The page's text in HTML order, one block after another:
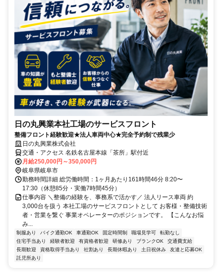
日の丸興業本社工場のサービスフロント
整備フロント経験歓迎★法人車両中心★完全予約制で残業少
日の丸興業株式会社
交通・アクセス 名鉄名古屋本線「茶所」駅付近
月給250,000円～350,000円
岐阜県岐阜市
勤務時間詳細 総労働時間：1ヶ月あたり161時間46分 8:20〜
17:30（休憩85分・実働7時間45分）
仕事内容 ＼整備の経験を、事務系で活かす／ 法人リース車両 約
3,000台を扱う 本社工場のサービスフロントとして お客様・整備技術
者・営業を繋ぐ 事業オペレーターのポジションです。 【こんなお悩
み...
制服あり バイク通勤OK 車通勤OK 固定時間制 職場見学可
転勤なし
住宅手当あり
経験者歓迎 有資格者歓迎 研修あり ブランクOK
交通費支給
長期歓迎
資格取得手当あり 社割あり 長期休暇あり 土日祝休み
友達と応募OK
託児所あり